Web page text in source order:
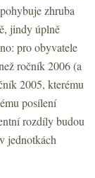
zhruba
jindy úplně
pro obyvatele
ročník 2006 (a
2005, kterému
posílení
rozdíly budou
jednotkách